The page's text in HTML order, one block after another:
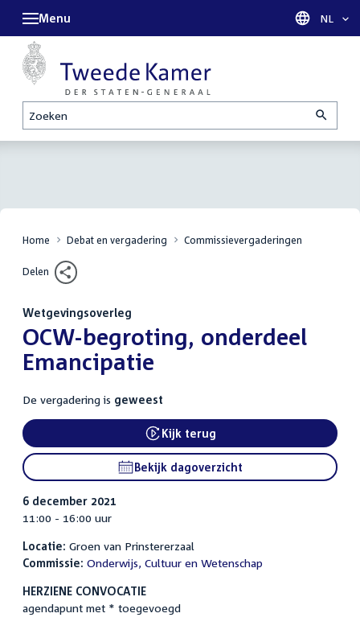
Zoeken
Menu Taal
NL
Home Debat en vergadering Commissievergaderingen
Delen
Wetgevingsoverleg
:OCW-begroting, onderdeel
Emancipatie
De vergadering is geweest
External link:
Kijk terug
Bekijk dagoverzicht
6 december 2021
11:00 - 16:00 uur
Locatie: Groen van Prinstererzaal
Commissie: Onderwijs, Cultuur en Wetenschap
HERZIENE CONVOCATIE
agendapunt met * toegevoegd